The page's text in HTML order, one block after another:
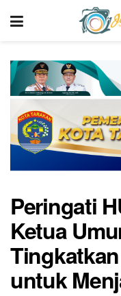
Peringati
Ketua
untuk